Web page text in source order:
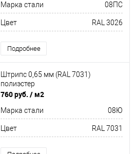
Марка стали 08ПС
Цвет RAL 3026
Подробнее
Штрипс 0,65 мм (RAL 7031)
полиэстер
760 руб. / м2
Марка стали 08Ю
Цвет RAL 7031